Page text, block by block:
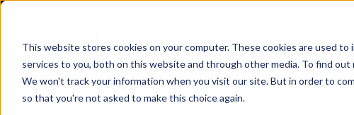
This website stores cookies on your computer. These cookies are used
services to you, both on this website and through other media. To find out
We won't track your information when you visit our site. But in order to
so that you're not asked to make this choice again.